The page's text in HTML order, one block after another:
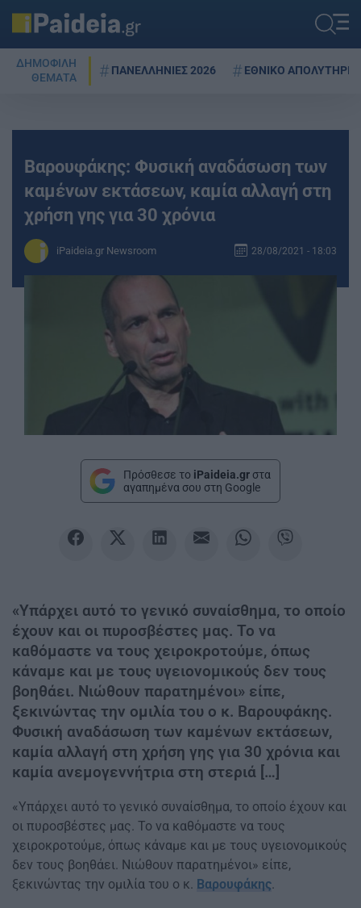
ΔΗΜΟΦΙΛΗ
ΘΕΜΑΤΑ
ΠΑΝΕΛΛΗΝΙΕΣ 2026 ΕΘΝΙΚΟ ΑΠΟΛΥΤΗΡΙΟ
Βαρουφάκης: Φυσική αναδάσωση των
καμένων εκτάσεων, καμία αλλαγή στη
χρήση γης για 30 χρόνια
iPaideia.gr Newsroom 28/08/2021 - 18:03
Πρόσθεσε το iPaideia.gr στα
αγαπημένα σου στη Google
«Υπάρχει αυτό το γενικό συναίσθημα, το οποίο
έχουν και οι πυροσβέστες μας. Το να
καθόμαστε να τους χειροκροτούμε, όπως
κάναμε και με τους υγειονομικούς δεν τους
βοηθάει. Νιώθουν παρατημένοι» είπε,
ξεκινώντας την ομιλία του ο κ. Βαρουφάκης.
Φυσική αναδάσωση των καμένων εκτάσεων,
καμία αλλαγή στη χρήση γης για 30 χρόνια και
καμία ανεμογεννήτρια στη στεριά […]
«Υπάρχει αυτό το γενικό συναίσθημα, το οποίο έχουν και
οι πυροσβέστες μας. Το να καθόμαστε να τους
χειροκροτούμε, όπως κάναμε και με τους υγειονομικούς
δεν τους βοηθάει. Νιώθουν παρατημένοι» είπε,
ξεκινώντας την ομιλία του ο κ. Βαρουφάκης.